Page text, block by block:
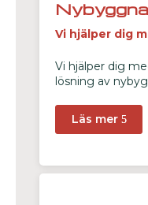
Vi hjälper dig
Vi hjälper dig
lösning av
Läs mer